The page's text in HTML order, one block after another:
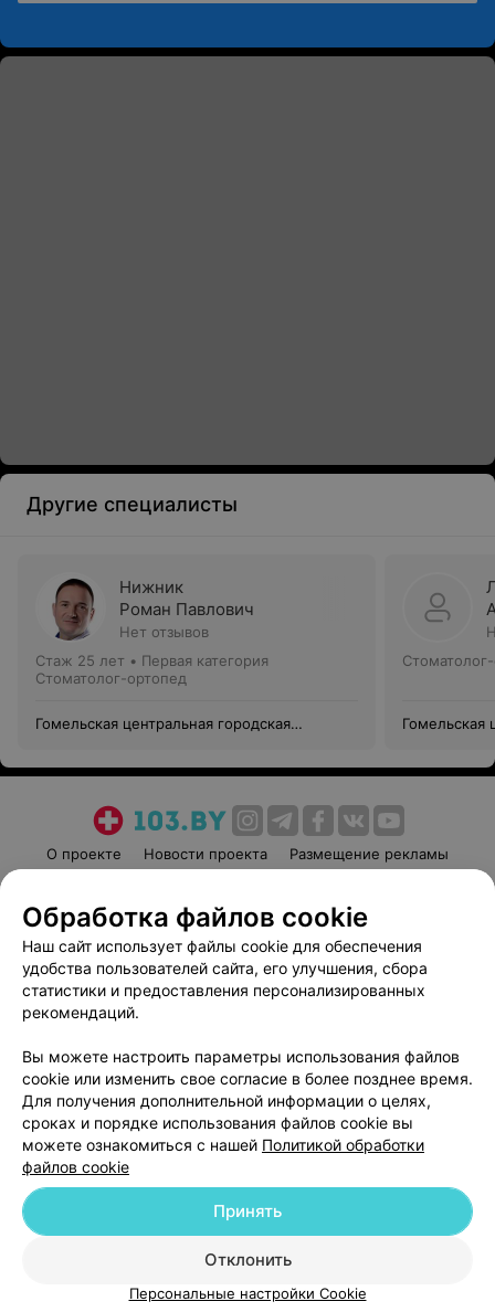
Другие специалисты
Нижник
Роман Павлович
Нет отзывов
Стаж 25 лет • Первая категория
Стоматолог-ортопед
Гомельская центральная городская
Гомельская
О проекте Новости проекта
Размещение рекламы
Пользовательское соглашение
Способы оплаты
Вакансии
Партнеры
Написать руководителю 103.by
Обработка персональных данных
© 2026 ООО «Артокс Лаб», УНП 191700409
| 220012, Республика Беларусь,
Служба поддержки +375 291212755
Обработка файлов cookie
Наш сайт использует файлы cookie для обеспечения
удобства пользователей сайта, его улучшения, сбора
статистики и предоставления персонализированных
рекомендаций.
Вы можете настроить параметры использования файлов
cookie или изменить свое согласие в более позднее время.
Для получения дополнительной информации о целях,
сроках и порядке использования файлов cookie вы
можете ознакомиться с нашей Политикой обработки
файлов cookie
Отклонить
Принять
Персональные настройки Cookie